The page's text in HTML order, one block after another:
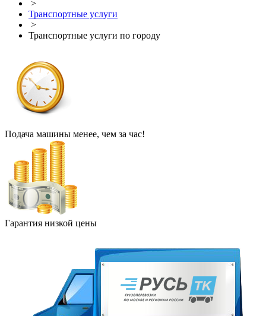
>
Транспортные услуги
>
Транспортные услуги по городу
Подача машины менее, чем за час!
Гарантия низкой цены